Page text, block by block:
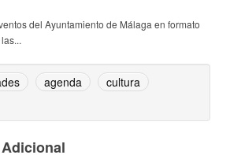
del Ayuntamiento de Málaga en formato
agenda
cultura